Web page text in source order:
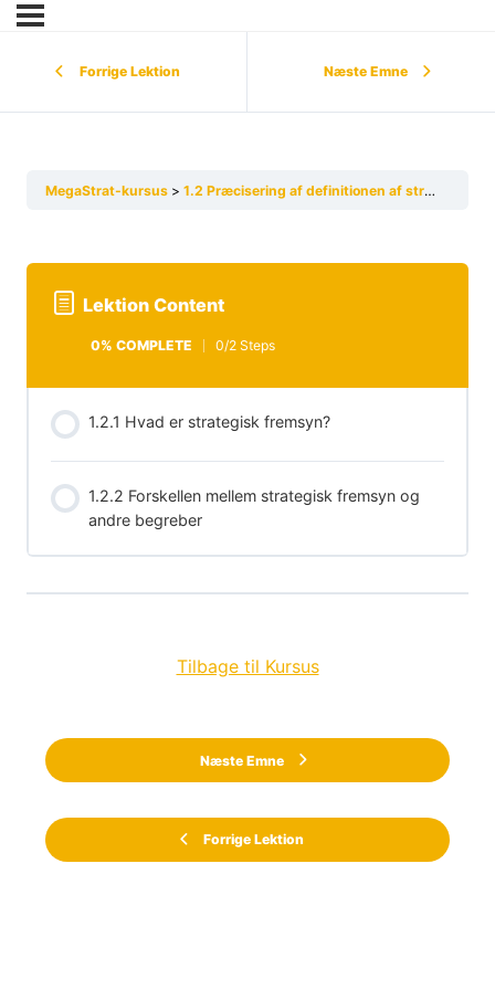
Forrige Lektion Næste Emne
MegaStrat-kursus 1.2 Præcisering af definitionen af strategisk fremsyn
Lektion Content
0% COMPLETE 0/2 Steps
1.2.1 Hvad er strategisk fremsyn?
1.2.2 Forskellen mellem strategisk fremsyn og
andre begreber
Forrige Lektion
Tilbage til Kursus
Næste Emne